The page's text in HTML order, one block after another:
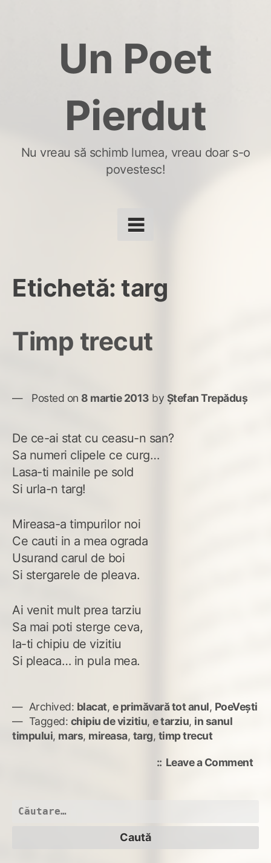
Un Poet
Pierdut
Nu vreau să schimb lumea, vreau doar s-o
povestesc!
Etichetă: targ
Timp trecut
Posted on 8 martie 2013 by Ștefan Trepăduș
De ce-ai stat cu ceasu-n san?
Sa numeri clipele ce curg…
Lasa-ti mainile pe sold
Si urla-n targ!
Mireasa-a timpurilor noi
Ce cauti in a mea ograda
Usurand carul de boi
Si stergarele de pleava.
Ai venit mult prea tarziu
Sa mai poti sterge ceva,
Ia-ti chipiu de vizitiu
Si pleaca… in pula mea.
Archived: blacat, e primăvară tot anul, PoeVești
Tagged: chipiu de vizitiu, e tarziu, in sanul
timpului, mars, mireasa, targ, timp trecut
Leave a Commenton
Caută